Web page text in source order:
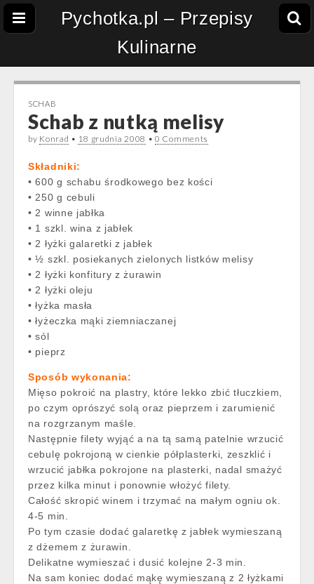
Pychotka.pl – Przepisy
Kulinarne
SCHAB
Schab z nutką melisy
by Konrad • 18 grudnia 2008 •0 Comments
Składniki:
• 600 g schabu środkowego bez kości
• 250 g cebuli
• 2 winne jabłka
• 1 szkl. wina z jabłek
• 2 łyżki galaretki z jabłek
• ½ szkl. posiekanych zielonych listków melisy
• 2 łyżki konfitury z żurawin
• 2 łyżki oleju
• łyżka masła
• łyżeczka mąki ziemniaczanej
• sól
• pieprz
Sposób wykonania:
Mięso pokroić na plastry, które lekko zbić tłuczkiem,
po czym oprószyć solą oraz pieprzem i zarumienić
na rozgrzanym maśle.
Następnie filety wyjąć a na tą samą patelnie wrzucić
cebulę pokrojoną w cienkie półplasterki, zeszklić i
wrzucić jabłka pokrojone na plasterki, nadal smażyć
przez kilka minut i ponownie włożyć filety.
Całość skropić winem i trzymać na małym ogniu ok.
4-5 min.
Po tym czasie dodać galaretkę z jabłek wymieszaną
z dżemem z żurawin.
Delikatne wymieszać i dusić kolejne 2-3 min.
Na sam koniec dodać mąkę wymieszaną z 2 łyżkami